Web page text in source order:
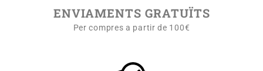
ENVIAMENTS GRATUÏTS
Per compres a partir de 100€